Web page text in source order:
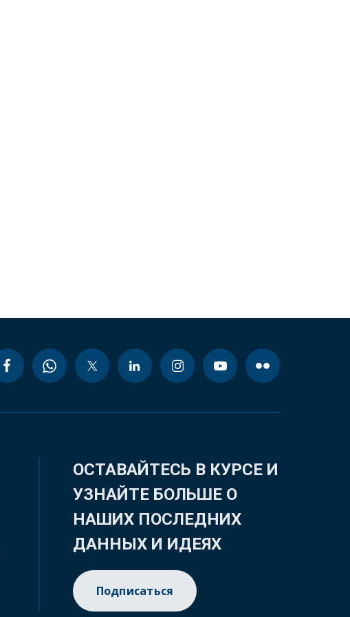
ОСТАВАЙТЕСЬ В КУРСЕ И
УЗНАЙТЕ БОЛЬШЕ О
НАШИХ ПОСЛЕДНИХ
ДАННЫХ И ИДЕЯХ
Подписаться